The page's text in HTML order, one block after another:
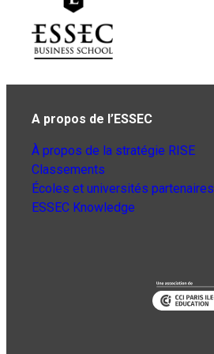
A propos de l’ESSEC
À propos de la stratégie RISE
Classements
Écoles et universités partenaires
ESSEC Knowledge